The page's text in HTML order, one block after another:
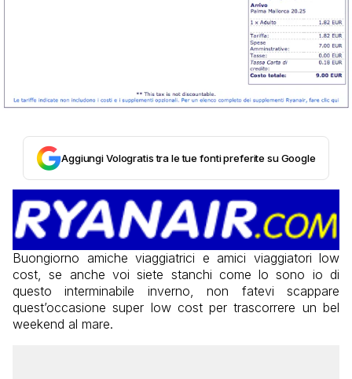
Aggiungi Vologratis tra le tue fonti preferite su Google
Buongiorno amiche viaggiatrici e amici viaggiatori low
cost, se anche voi siete stanchi come lo sono io di
questo interminabile inverno, non fatevi scappare
quest’occasione super low cost per trascorrere un bel
weekend al mare.